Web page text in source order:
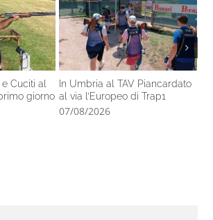
Cuciti al
giorno
In Umbria al TAV Piancardato
al via l’Europeo di Trap1
07/08/2026